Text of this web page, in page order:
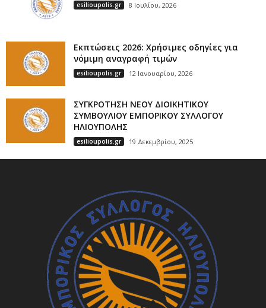
esilioupolis.gr 8 Ιουλίου, 2026
Εκπτώσεις 2026: Χρήσιμες οδηγίες για
νόμιμη αναγραφή τιμών
esilioupolis.gr 12 Ιανουαρίου, 2026
ΣΥΓΚΡΟΤΗΣΗ ΝΕΟΥ ΔΙΟΙΚΗΤΙΚΟΥ
ΣΥΜΒΟΥΛΙΟΥ ΕΜΠΟΡΙΚΟΥ ΣΥΛΛΟΓΟΥ
ΗΛΙΟΥΠΟΛΗΣ
esilioupolis.gr 19 Δεκεμβρίου, 2025